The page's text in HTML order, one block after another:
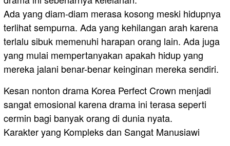
Ada yang diam-diam merasa kosong meski hidupnya
terlihat sempurna. Ada yang kehilangan arah karena
terlalu sibuk memenuhi harapan orang lain. Ada juga
yang mulai mempertanyakan apakah hidup yang
mereka jalani benar-benar keinginan mereka sendiri.
Kesan nonton drama Korea Perfect Crown menjadi
sangat emosional karena drama ini terasa seperti
cermin bagi banyak orang di dunia nyata.
Karakter yang Kompleks dan Sangat Manusiawi